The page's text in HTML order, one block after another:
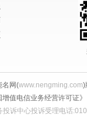
网(www.nengming.com)
增值电信业务经营许可
投诉中心投诉受理电话